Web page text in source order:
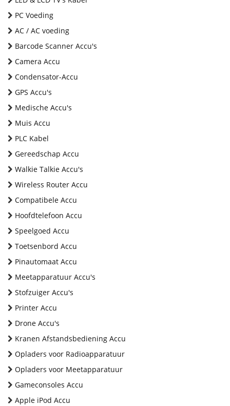
PC Voeding
AC / AC voeding
Barcode Scanner Accu's
Camera Accu
Condensator-Accu
GPS Accu's
Medische Accu's
Muis Accu
PLC Kabel
Gereedschap Accu
Walkie Talkie Accu's
Wireless Router Accu
Compatibele Accu
Hoofdtelefoon Accu
Speelgoed Accu
Toetsenbord Accu
Pinautomaat Accu
Meetapparatuur Accu's
Stofzuiger Accu's
Printer Accu
Drone Accu's
Kranen Afstandsbediening Accu
Opladers voor Radioapparatuur
Opladers voor Meetapparatuur
Gameconsoles Accu
Apple iPod Accu